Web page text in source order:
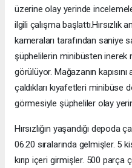
üzerine olay yerinde
ilgili çalışma başlattı.Hırsızlık
kameraları tarafından saniye
şüphelilerin minibüsten inerek
görülüyor. Mağazanın
çaldıkları kıyafetleri minibüse
görmesiyle şüpheliler olay
Hırsızlığın yaşandığı depoda
06.20 sıralarında gelmişler. 5
kırıp içeri girmişler. 500 parça